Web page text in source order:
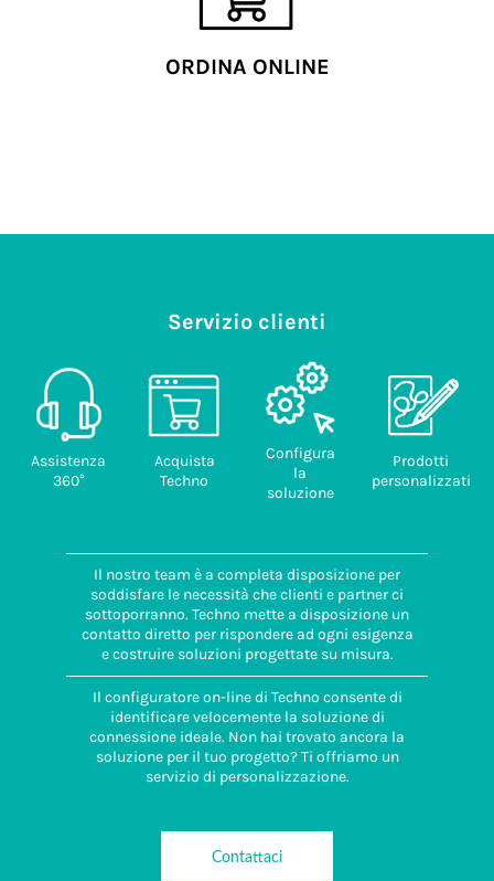
ORDINA ONLINE
Servizio clienti
Assistenza
360°
Acquista
Techno
Configura
la
soluzione
Prodotti
personalizzati
Il nostro team è a completa disposizione per
soddisfare le necessità che clienti e partner ci
sottoporranno. Techno mette a disposizione un
contatto diretto per rispondere ad ogni esigenza
e costruire soluzioni progettate su misura.
Il configuratore on-line di Techno consente di
identificare velocemente la soluzione di
connessione ideale. Non hai trovato ancora la
soluzione per il tuo progetto? Ti offriamo un
servizio di personalizzazione.
Contattaci